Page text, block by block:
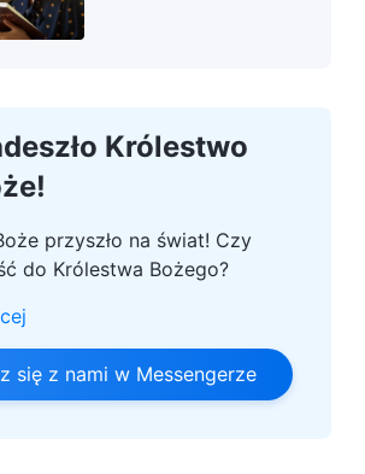
Królestwo
przyszło na świat! Czy
do Królestwa Bożego?
się z nami w Messengerze